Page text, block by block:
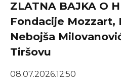
ZLATNA BAJKA O
Fondacije Mozzart,
Nebojša
Tiršovu
08.07.2026.12:50